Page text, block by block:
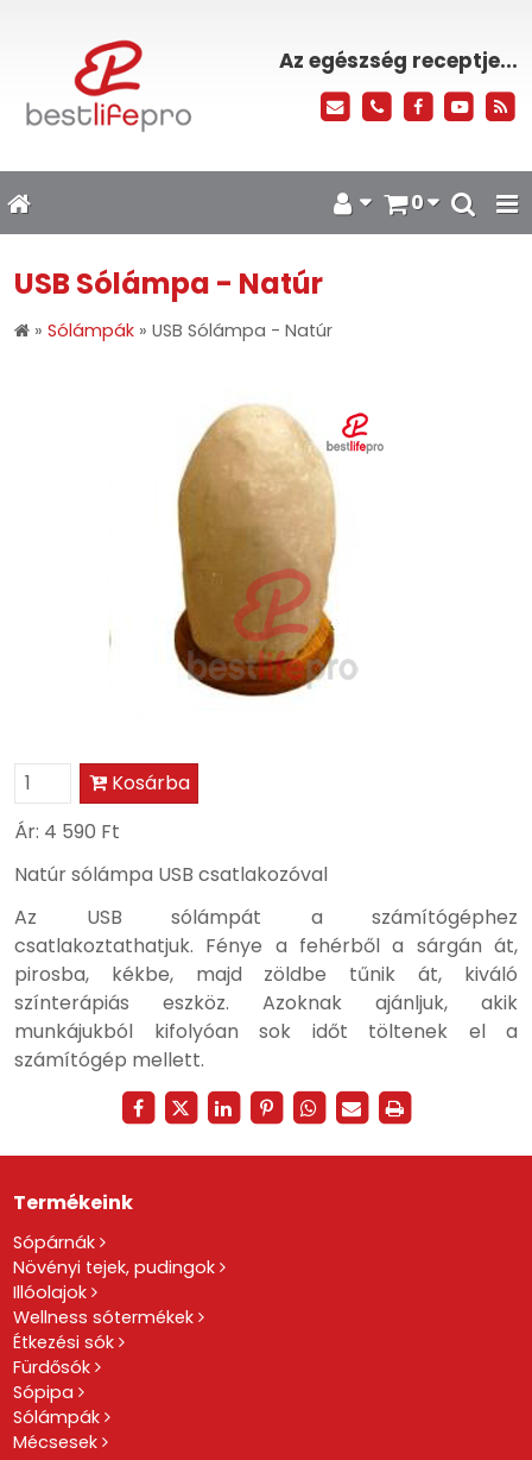
Az egészség receptje...
0
USB Sólámpa - Natúr
» Sólámpák » USB Sólámpa - Natúr
Kosárba
Ár: 4 590 Ft
Natúr sólámpa USB csatlakozóval
Az USB sólámpát a számítógéphez
csatlakoztathatjuk. Fénye a fehérből a sárgán át,
pirosba, kékbe, majd zöldbe tűnik át, kiváló
színterápiás eszköz. Azoknak ajánljuk, akik
munkájukból kifolyóan sok időt töltenek el a
számítógép mellett.
Termékeink
Sópárnák
Növényi tejek, pudingok
Illóolajok
Wellness sótermékek
Étkezési sók
Fürdősók
Sópipa
Sólámpák
Mécsesek